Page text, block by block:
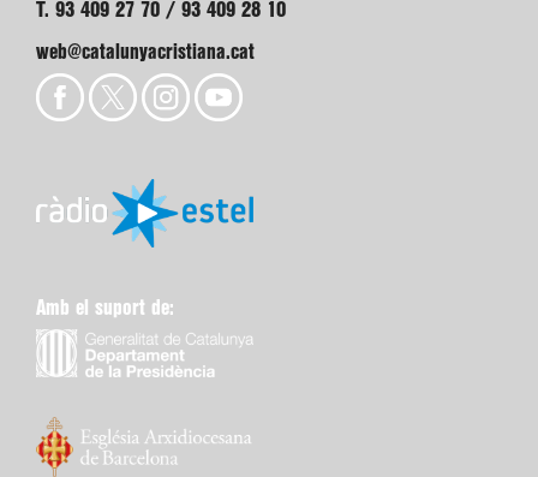
T. 93 409 27 70 / 93 409 28 10
web@catalunyacristiana.cat
Amb el suport de: